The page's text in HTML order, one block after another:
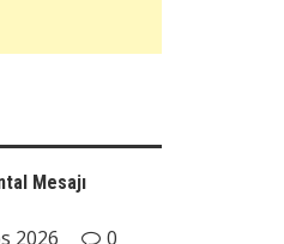
Mesajı
2026 0